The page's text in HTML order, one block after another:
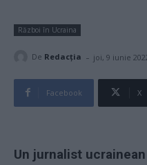
Război în Ucraina
De Redacţia - joi, 9 iunie
Facebook X
Un jurnalist